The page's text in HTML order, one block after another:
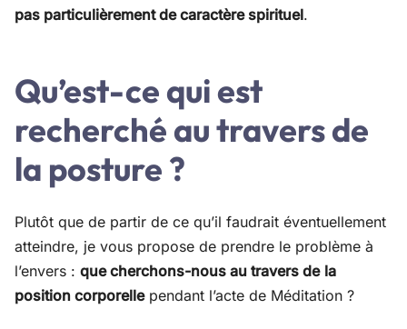
pas particulièrement de caractère spirituel.
Qu’est-ce qui est
recherché au travers de
la posture ?
Plutôt que de partir de ce qu’il faudrait éventuellement
atteindre, je vous propose de prendre le problème à
l’envers : que cherchons-nous au travers de la
position corporellependant l’acte de Méditation ?